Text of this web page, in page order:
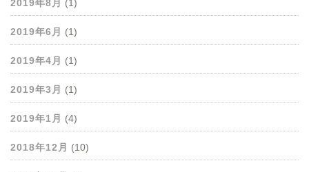
2019年8月 (1)
2019年6月 (1)
2019年4月 (1)
2019年3月 (1)
2019年1月 (4)
2018年12月 (10)